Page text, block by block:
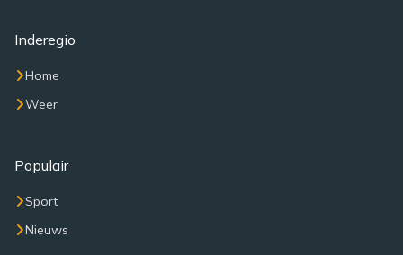
Inderegio
Home
Weer
Populair
Sport
Nieuws